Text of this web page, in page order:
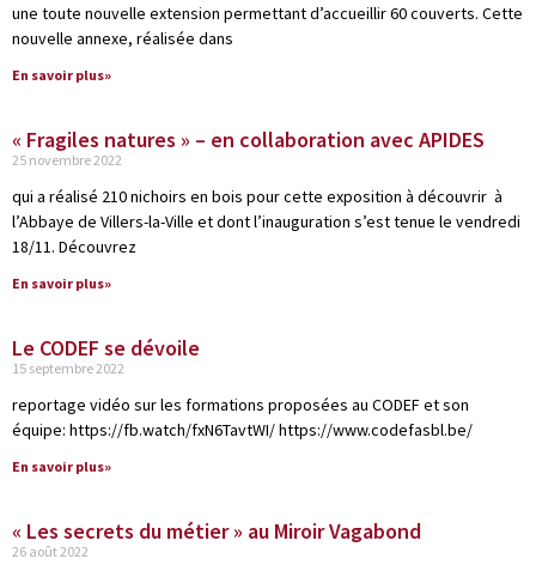
une toute nouvelle extension permettant d’accueillir 60 couverts. Cette
nouvelle annexe, réalisée dans
En savoir plus»
« Fragiles natures » – en collaboration avec APIDES
25 novembre 2022
qui a réalisé 210 nichoirs en bois pour cette exposition à découvrir à
l’Abbaye de Villers-la-Ville et dont l’inauguration s’est tenue le vendredi
18/11. Découvrez
En savoir plus»
Le CODEF se dévoile
15 septembre 2022
reportage vidéo sur les formations proposées au CODEF et son
équipe: https://fb.watch/fxN6TavtWI/ https://www.codefasbl.be/
En savoir plus»
« Les secrets du métier » au Miroir Vagabond
26 août 2022